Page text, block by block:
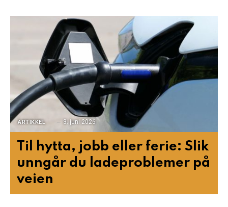
ARTIKKEL 3. juni 2026
Til hytta, jobb eller ferie: Slik
unngår du ladeproblemer på
veien